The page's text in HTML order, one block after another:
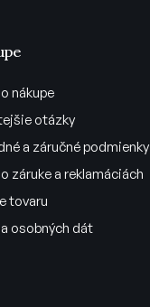
nákupe
otázky
a záručné podmienky
záruke a reklamáciách
tovaru
osobných dát